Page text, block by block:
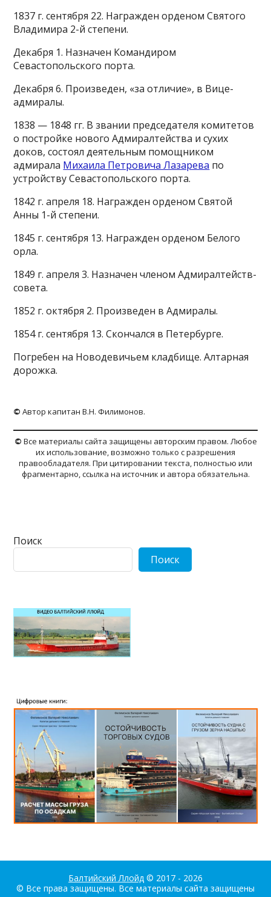
1837 г. сентября 22. Награжден орденом Святого
Владимира 2-й степени.
Декабря 1. Назначен Командиром
Севастопольского порта.
Декабря 6. Произведен, «за отличие», в Вице-
адмиралы.
1838 — 1848 гг. В звании председателя комитетов
о постройке нового Адмиралтейства и сухих
доков, состоял деятельным помощником
адмирала Михаила Петровича Лазарева по
устройству Севастопольского порта.
1842 г. апреля 18. Награжден орденом Святой
Анны 1-й степени.
1845 г. сентября 13. Награжден орденом Белого
орла.
1849 г. апреля 3. Назначен членом Адмиралтейств-
совета.
1852 г. октября 2. Произведен в Адмиралы.
1854 г. сентября 13. Скончался в Петербурге.
Погребен на Новодевичьем кладбище. Алтарная
дорожка.
© Автор капитан В.Н. Филимонов.
© Все материалы сайта защищены авторским правом. Любое
их использование, возможно только с разрешения
правообладателя. При цитировании текста, полностью или
фрагментарно, ссылка на источник и автора обязательна.
Поиск
Поиск
Балтийский Ллойд © 2017 - 2026
© Все права защищены. Все материалы сайта защищены